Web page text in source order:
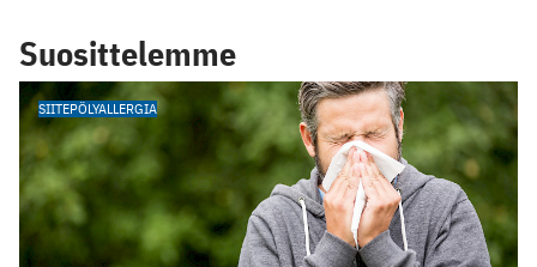
Suosittelemme
SIITEPÖLYALLERGIA